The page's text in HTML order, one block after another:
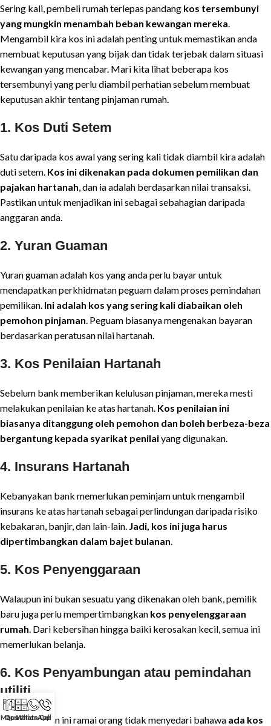
Sering kali, pembeli rumah terlepas pandang kos tersembunyi
yang mungkin menambah beban kewangan mereka
Mengambil kira kos ini adalah penting untuk memastikan anda
membuat keputusan yang bijak dan tidak terjebak dalam situasi
kewangan yang mencabar. Mari kita lihat beberapa kos
tersembunyi yang perlu diambil perhatian sebelum membuat
keputusan akhir tentang pinjaman rumah.
1. Kos Duti Setem
Satu daripada kos awal yang sering kali tidak diambil kira adalah
duti setem. Kos ini dikenakan pada dokumen pemilikan dan
pajakan hartanah , dan ia adalah berdasarkan nilai transaksi.
Pastikan untuk menjadikan ini sebagai sebahagian daripada
anggaran anda.
2. Yuran Guaman
Yuran guaman adalah kos yang anda perlu bayar untuk
mendapatkan perkhidmatan peguam dalam proses pemindahan
pemilikan. Ini adalah kos yang sering kali diabaikan oleh
pemohon pinjaman . Peguam biasanya mengenakan bayaran
berdasarkan peratusan nilai hartanah.
3. Kos Penilaian Hartanah
Sebelum bank memberikan kelulusan pinjaman, mereka mesti
melakukan penilaian ke atas hartanah. Kos penilaian ini
biasanya ditanggung oleh pemohon dan boleh berbeza-beza
bergantung kepada syarikat penilaiyang digunakan.
4. Insurans Hartanah
Kebanyakan bank memerlukan peminjam untuk mengambil
insurans ke atas hartanah sebagai perlindungan daripada risiko
kebakaran, banjir, dan lain-lain. Jadi, kos ini juga harus
dipertimbangkan dalam bajet bulanan
5. Kos Penyenggaraan
Walaupun ini bukan sesuatu yang dikenakan oleh bank, pemilik
baru juga perlu mempertimbangkan kos penyelenggaraan
rumah . Dari kebersihan hingga baiki kerosakan kecil, semua ini
memerlukan belanja.
6. Kos Penyambungan atau pemindahan
utiliti
Kebelakangan ini ramai orang tidak menyedari bahawa ada kos
Maps
Quotation
WhatsApp
Call